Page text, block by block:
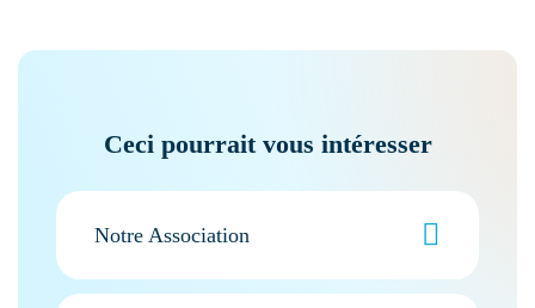
Ceci pourrait vous intéresser
Notre Association